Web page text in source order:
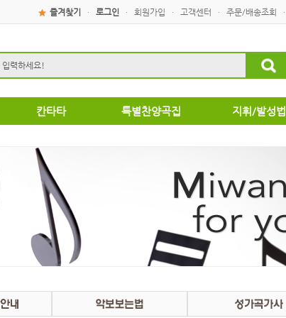
즐겨찾기 · 로그인 · 회원가입 · 고객센터 · 주문/배송조회 ·
칸타타
부활절
특별찬양곡집 지휘/발성법